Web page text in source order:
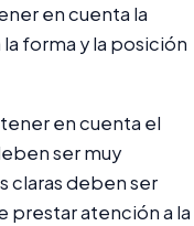
en cuenta la
forma y la posición
en cuenta el
ser muy
claras deben ser
prestar atención a la